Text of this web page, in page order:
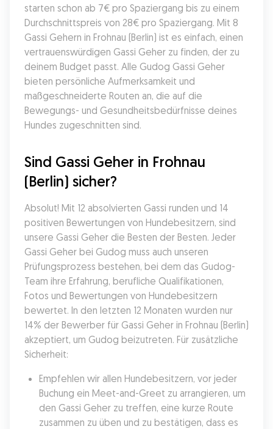
starten schon ab 7€ pro Spaziergang bis zu einem
Durchschnittspreis von 28€ pro Spaziergang. Mit 8
Gassi Gehern in Frohnau (Berlin) ist es einfach, einen
vertrauenswürdigen Gassi Geher zu finden, der zu
deinem Budget passt. Alle Gudog Gassi Geher
bieten persönliche Aufmerksamkeit und
maßgeschneiderte Routen an, die auf die
Bewegungs- und Gesundheitsbedürfnisse deines
Hundes zugeschnitten sind.
Sind Gassi Geher in Frohnau
(Berlin) sicher?
Absolut! Mit 12 absolvierten Gassi runden und 14
positiven Bewertungen von Hundebesitzern, sind
unsere Gassi Geher die Besten der Besten. Jeder
Gassi Geher bei Gudog muss auch unseren
Prüfungsprozess bestehen, bei dem das Gudog-
Team ihre Erfahrung, berufliche Qualifikationen,
Fotos und Bewertungen von Hundebesitzern
bewertet. In den letzten 12 Monaten wurden nur
14% der Bewerber für Gassi Geher in Frohnau (Berlin)
akzeptiert, um Gudog beizutreten. Für zusätzliche
Sicherheit:
Empfehlen wir allen Hundebesitzern, vor jeder
Buchung ein Meet-and-Greet zu arrangieren, um
den Gassi Geher zu treffen, eine kurze Route
zusammen zu üben und zu bestätigen, dass es